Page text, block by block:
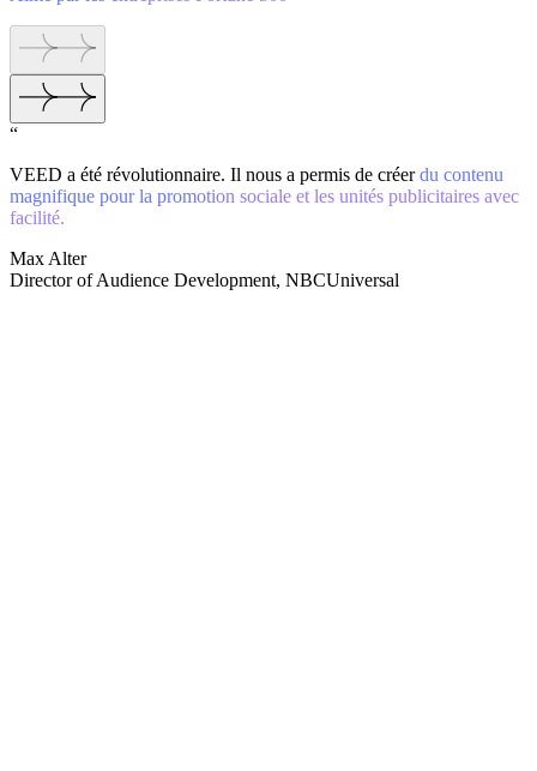
“
VEED a été révolutionnaire. Il nous a permis de créerdu contenu
magnifique pour la promotion sociale et les unités publicitaires avec
facilité.
Max Alter
Director of Audience Development, NBCUniversal